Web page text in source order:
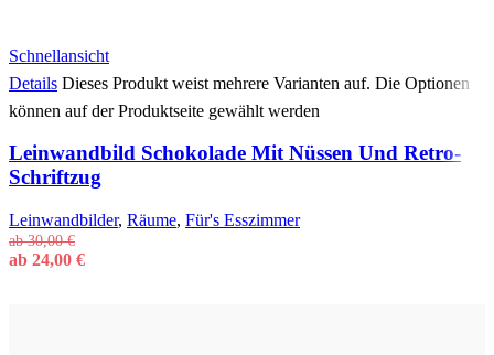
Schnellansicht
Details Dieses Produkt weist mehrere Varianten auf. Die Optionen
können auf der Produktseite gewählt werden
Leinwandbild Schokolade Mit Nüssen Und Retro-
Schriftzug
Leinwandbilder, Räume, Für's Esszimmer
ab30,00€
ab 24,00 €